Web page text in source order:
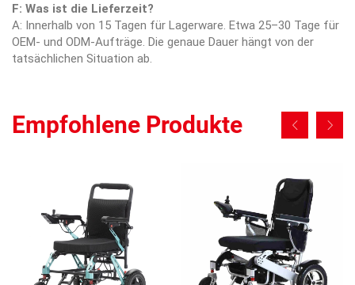
F: Was ist die Lieferzeit?
A: Innerhalb von 15 Tagen für Lagerware. Etwa 25–30 Tage für
OEM- und ODM-Aufträge. Die genaue Dauer hängt von der
tatsächlichen Situation ab.
Empfohlene Produkte